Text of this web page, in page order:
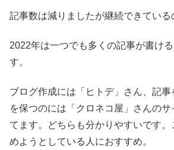
記事数は減りましたが継続できている
2022年は一つでも多くの記事が書け
す。
ブログ作成には「ヒトデ」さん、記
を保つのには「クロネコ屋」さんの
てます。どちらも分かりやすいです
めようとしている人におすすめ。